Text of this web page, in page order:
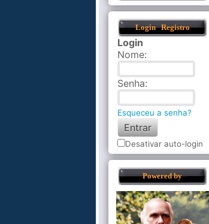
Login Registro
Login
Nome:
Senha:
Esqueceu a senha?
Desativar auto-login
Powered by